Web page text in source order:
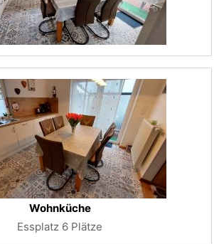
Wohnküche
Essplatz 6 Plätze